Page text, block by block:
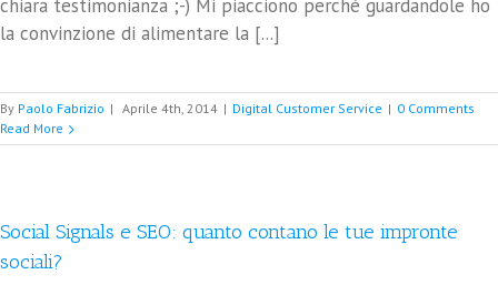
chiara testimonianza ;-) Mi piacciono perché guardandole ho
la convinzione di alimentare la [...]
By Paolo Fabrizio | Aprile 4th, 2014 | Digital Customer Service | 0 Comments
Read More
Social Signals e SEO: quanto contano le tue impronte
sociali?